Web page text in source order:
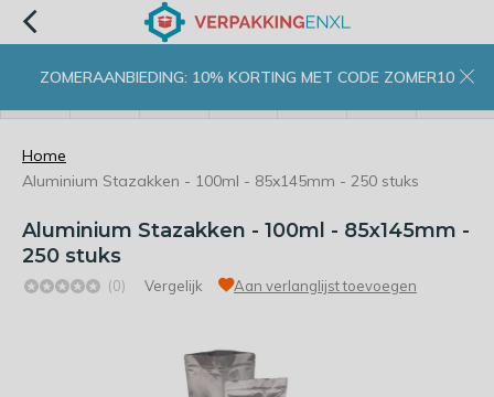
ZOMERAANBIEDING: 10% KORTING MET CODE ZOMER10
Home
Aluminium Stazakken - 100ml - 85x145mm - 250 stuks
Aluminium Stazakken - 100ml - 85x145mm -
250 stuks
(0) Vergelijk Aan verlanglijst toevoegen